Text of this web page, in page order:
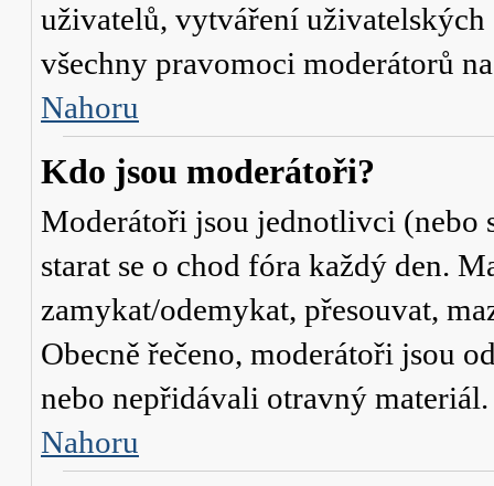
uživatelů, vytváření
všechny pravomoci moderátorů
Nahoru
Kdo jsou moderátoři?
Moderátoři jsou jednotlivci (nebo
starat se o chod fóra každý den.
zamykat/odemykat, přesouvat,
Obecně řečeno, moderátoři jsou
nebo nepřidávali otravný materiál.
Nahoru